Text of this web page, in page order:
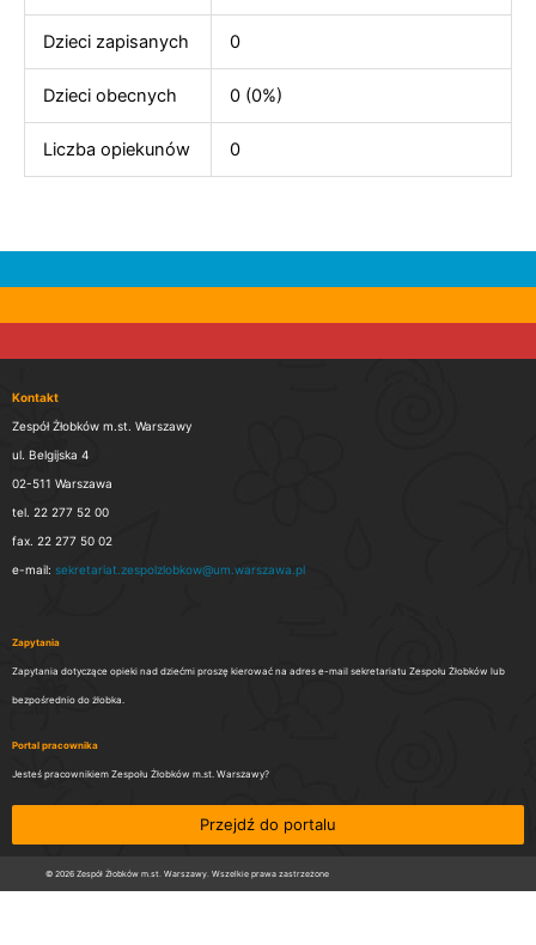
Dzieci zapisanych 0
Dzieci obecnych 0 (0%)
Liczba opiekunów 0
Kontakt
Zespół Żłobków m.st. Warszawy
ul. Belgijska 4
02-511 Warszawa
tel. 22 277 52 00
fax. 22 277 50 02
e-mail: sekretariat.zespolzlobkow@um.warszawa.pl
Zapytania
Zapytania dotyczące opieki nad dziećmi proszę kierować na adres e-mail sekretariatu Zespołu Żłobków lub
bezpośrednio do żłobka.
Portal pracownika
Jesteś pracownikiem Zespołu Żłobków m.st. Warszawy?
Przejdź do portalu
© 2026 Zespół Żłobków m.st. Warszawy. Wszelkie prawa zastrzeżone